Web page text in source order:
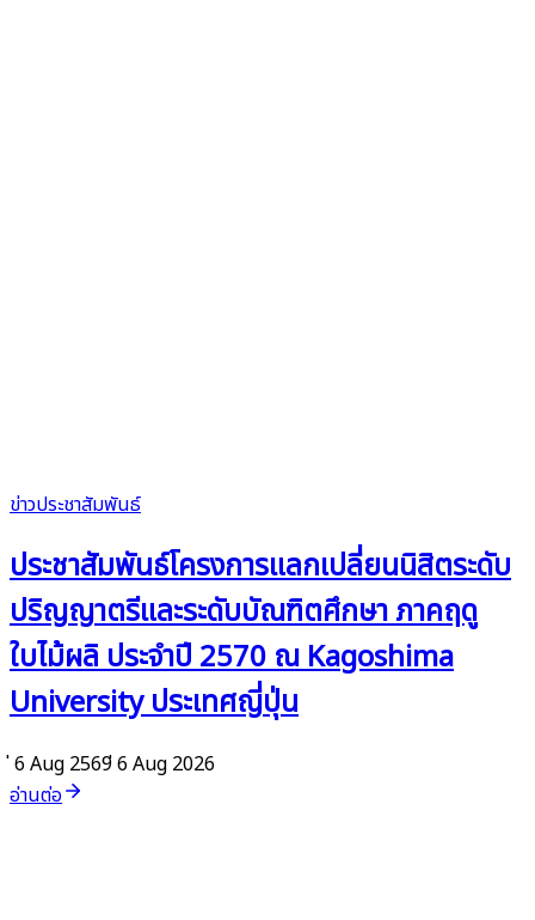
ข่าวประชาสัมพันธ์
ประชาสัมพันธ์โครงการแลกเปลี่ยนนิสิตระดับ
ปริญญาตรีและระดับบัณฑิตศึกษา ภาคฤดู
ใบไม้ผลิ ประจำปี 2570 ณ Kagoshima
University ประเทศญี่ปุ่น
่ 6 Aug 2569่ 6 Aug 2026
อ่านต่อ